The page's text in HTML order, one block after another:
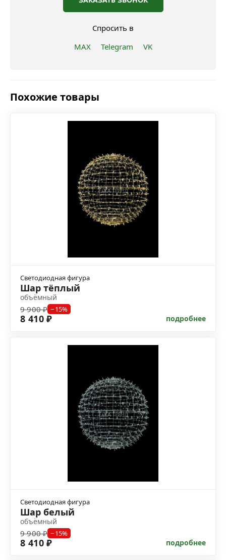
Спросить в
MAX
Telegram VK
Похожие товары
Светодиодная фигура
Шар тёплый
объёмный
9 900 ₽ −15%
8 410 ₽ подробнее
Светодиодная фигура
Шар белый
объёмный
9 900 ₽ −15%
8 410 ₽ подробнее